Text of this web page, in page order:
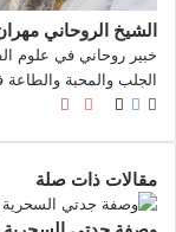
الشيخ الروحاني
خبير روحاني في علوم
الجلب والمحبة
موقعفيسبوكلينكدإن
صور يوتيوب
بينتيريست
مقالات ذات صلة